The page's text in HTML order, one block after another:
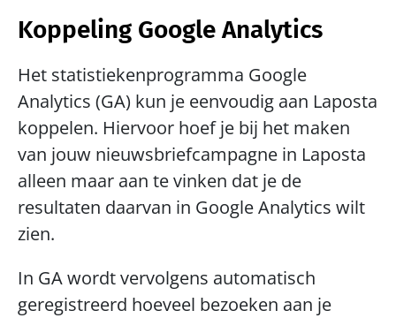
Koppeling Google Analytics
Het statistiekenprogramma Google
Analytics (GA) kun je eenvoudig aan Laposta
koppelen. Hiervoor hoef je bij het maken
van jouw nieuwsbriefcampagne in Laposta
alleen maar aan te vinken dat je de
resultaten daarvan in Google Analytics wilt
zien.
In GA wordt vervolgens automatisch
geregistreerd hoeveel bezoeken aan je